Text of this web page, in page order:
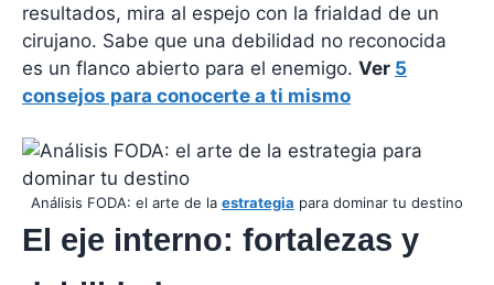
resultados, mira al espejo con la frialdad de un
cirujano. Sabe que una debilidad no reconocida
es un flanco abierto para el enemigo. Ver 5
consejos para conocerte a ti mismo
Análisis FODA: el arte de la estrategia para dominar tu destino
El eje interno: fortalezas y